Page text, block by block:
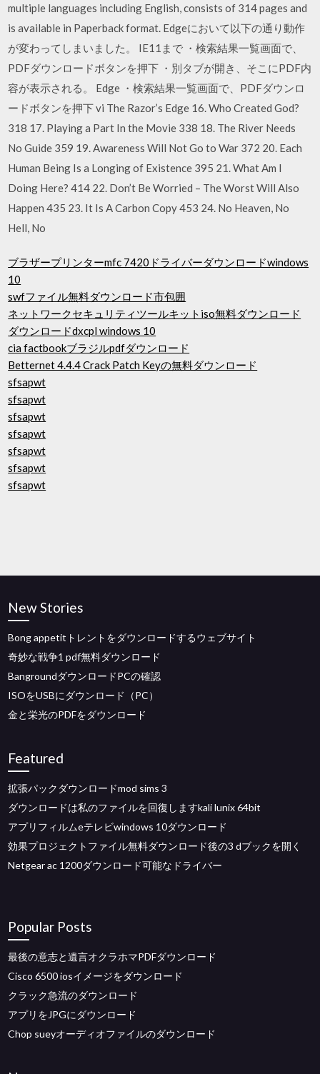
multiple languages including English, consists of 314 pages and
is available in Paperback format. Edgeにおいて以下の通り動作
が変わってしまいました。 IE11まで ・検索結果一覧画面で、
PDFダウンロードボタンを押下 ・別タブが開き、そこにPDF内
容が表示される。 Edge ・検索結果一覧画面で、PDFダウンロ
ードボタンを押下 vi The Razor’s Edge 16. Who Created God?
318 17. Playing a Part In the Movie 338 18. The River Needs
No Guide 359 19. Awareness Will Not Go to War 372 20. Each
Human Being Is a Longing of Existence 395 21. What Am I
Doing Here? 414 22. Don’t Be Worried – The Worst Will Also
Happen 435 23. It Is A Carbon Copy 453 24. No Heaven, No
Hell, No
ブラザープリンターmfc 7420ドライバーダウンロードwindows
10
swfファイル無料ダウンロード市包囲
ネットワークセキュリティツールキットiso無料ダウンロード
ダウンロードdxcpl windows 10
cia factbookブラジルpdfダウンロード
Betternet 4.4.4 Crack Patch Keyの無料ダウンロード
sfsapwt
sfsapwt
sfsapwt
sfsapwt
sfsapwt
sfsapwt
sfsapwt
New Stories
Bong appetitトレントをダウンロードするウェブサイト
奇妙な戦争1 pdf無料ダウンロード
BangroundダウンロードPCの確認
ISOをUSBにダウンロード（PC）
金と栄光のPDFをダウンロード
Featured
拡張パックダウンロードmod sims 3
ダウンロードは私のファイルを回復しますkali lunix 64bit
アプリフィルムeテレビwindows 10ダウンロード
効果プロジェクトファイル無料ダウンロード後の3 dブックを開く
Netgear ac 1200ダウンロード可能なドライバー
Popular Posts
最後の意志と遺言オクラホマPDFダウンロード
Cisco 6500 iosイメージをダウンロード
クラック急流のダウンロード
アプリをJPGにダウンロード
Chop sueyオーディオファイルのダウンロード